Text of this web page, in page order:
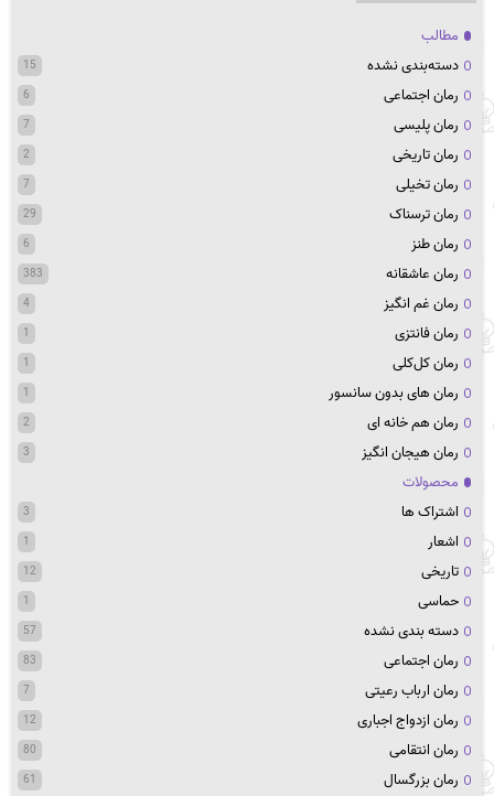
مطالب
دسته‌بندی نشده
15
رمان اجتماعی 6
رمان پلیسی 7
رمان تاریخی 2
رمان تخیلی 7
رمان ترسناک 29
رمان طنز 6
رمان عاشقانه 383
رمان غم انگیز 4
رمان فانتزی 1
رمان کل‌کلی 1
رمان های بدون سانسور 1
رمان هم خانه ای 2
رمان هیجان انگیز 3
محصولات
اشتراک ها
3
اشعار 1
تاریخی 12
حماسی 1
دسته بندی نشده 57
رمان اجتماعی 83
رمان ارباب رعیتی 7
رمان ازدواج اجباری 12
رمان انتقامی 80
رمان بزرگسال 61